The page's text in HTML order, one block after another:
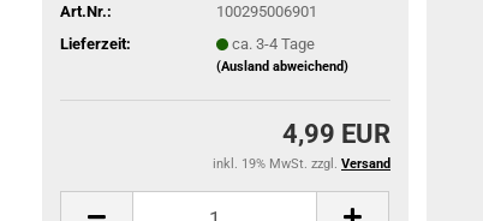
Art.Nr.:
100295006901
Lieferzeit:
ca. 3-4 Tage
(Ausland abweichend)
4,99 EUR
inkl. 19% MwSt. zzgl. Versand